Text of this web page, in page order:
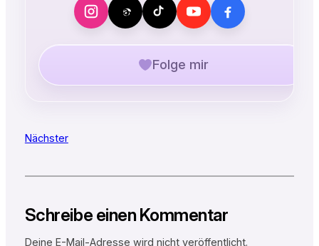
Folge mir
Nächster
Schreibe einen Kommentar
Deine E-Mail-Adresse wird nicht veröffentlicht.